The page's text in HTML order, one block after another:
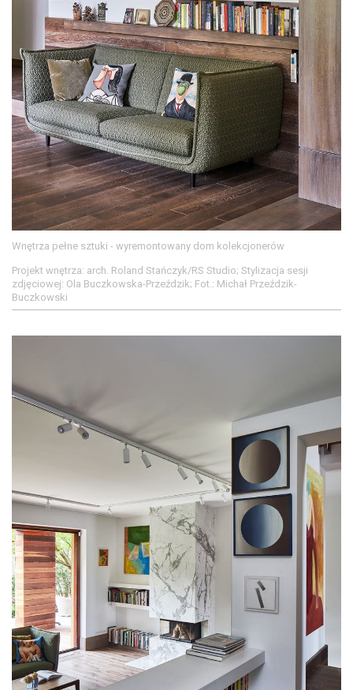
Wnętrza pełne sztuki - wyremontowany dom kolekcjonerów
Projekt wnętrza: arch. Roland Stańczyk/RS Studio; Stylizacja sesji
zdjęciowej: Ola Buczkowska-Przeździk; Fot.: Michał Przeździk-
Buczkowski